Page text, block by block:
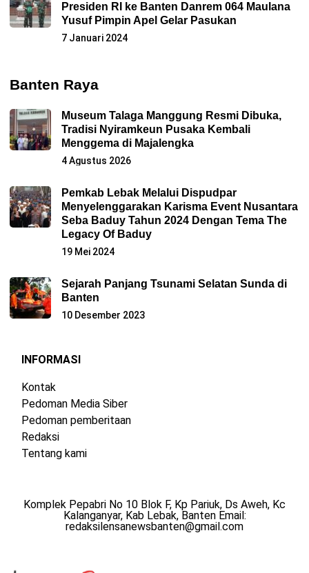
Presiden RI ke Banten Danrem 064 Maulana
Yusuf Pimpin Apel Gelar Pasukan
7 Januari 2024
Banten Raya
Museum Talaga Manggung Resmi Dibuka,
Tradisi Nyiramkeun Pusaka Kembali
Menggema di Majalengka
4 Agustus 2026
Pemkab Lebak Melalui Dispudpar
Menyelenggarakan Karisma Event Nusantara
Seba Baduy Tahun 2024 Dengan Tema The
Legacy Of Baduy
19 Mei 2024
Sejarah Panjang Tsunami Selatan Sunda di
Banten
10 Desember 2023
INFORMASI
Kontak
Pedoman Media Siber
Pedoman pemberitaan
Redaksi
Tentang kami
Komplek Pepabri No 10 Blok F, Kp Pariuk, Ds Aweh, Kc
Kalanganyar, Kab Lebak, Banten Email:
redaksilensanewsbanten@gmail.com